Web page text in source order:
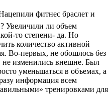
фитнес браслет и
Увеличили ли объем
то степени- да. Но
количество активной
Во-первых, не обошлось без
не изменились внешне. Был
уменьшаться в объемах, а
информация всем
тренировками для